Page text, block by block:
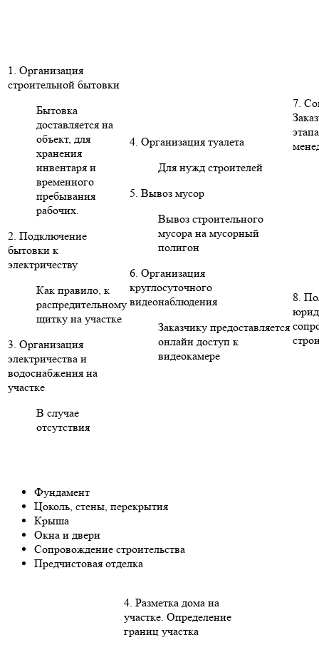
1. Организация
строительной бытовки
Бытовка
доставляется на
объект, для
хранения
инвентаря и
временного
пребывания
рабочих.
2. Подключение
бытовки к
электричеству
Как правило, к
распредительному
щитку на участке
3. Организация
электричества и
водоснабжения на
участке
В случае
отсутствия
4. Организация туалета
Для нужд строителей
5. Вывоз мусор
Вывоз строительного
мусора на мусорный
полигон
6. Организация
круглосуточного
видеонаблюдения
Заказчику предоставляется
онлайн доступ к
видеокамере
7.
8.
Фундамент
Цоколь, стены, перекрытия
Крыша
Окна и двери
Сопровождение строительства
Предчистовая отделка
4. Разметка дома на
участке. Определение
границ участка